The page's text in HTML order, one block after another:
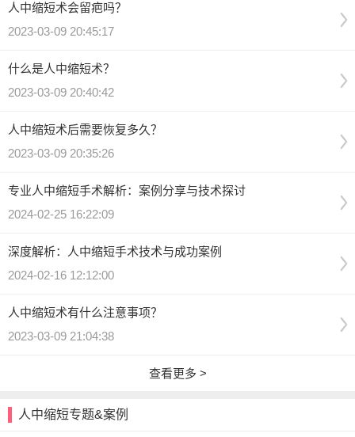
人中缩短术会留疤吗？
2023-03-09 20:45:17
什么是人中缩短术？
2023-03-09 20:40:42
人中缩短术后需要恢复多久？
2023-03-09 20:35:26
专业人中缩短手术解析：案例分享与技术探讨
2024-02-25 16:22:09
深度解析：人中缩短手术技术与成功案例
2024-02-16 12:12:00
人中缩短术有什么注意事项？
2023-03-09 21:04:38
查看更多 >
人中缩短专题&案例